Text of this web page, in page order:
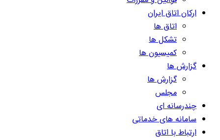
ارکان اتاق ایران
اتاق ها
تشکل ها
کمیسیون ها
گزارش ها
گزارش ها
مجلس
چندرسانه ای
سامانه های خدماتی
ارتباط با اتاق